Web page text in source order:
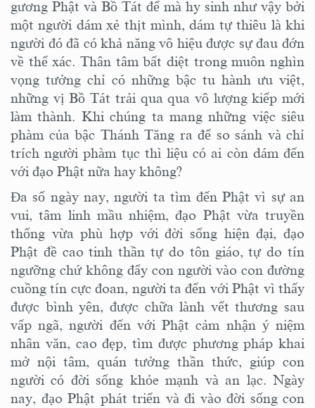
gương Phật và Bồ Tát để mà hy sinh như vậy bởi
một người dám xẻ thịt mình, dám tự thiêu là khi
người đó đã có khả năngvô hiệu được sự đau đớn
về thể xác. Thân tâm bất diệt trong muôn nghìn
vọng tưởng chỉ có những bậc tu hành ưu việt,
những vị Bồ Tát trải quaqua vô lượng kiếp mới
làm thành. Khi chúng ta mang những việc siêu
phàm của bậc Thánh Tăng ra để so sánh và chỉ
trích người phàm tục thì liệu có ai còn dám đến
với đạo Phật nữa hay không?
Đa số ngày nay, người ta tìm đến Phật vì sự an
vui,tâm linh mầu nhiệm, đạo Phật vừa truyền
thống vừaphù hợp với đời sống hiện đại,đạo
Phật đề cao tinh thần tự do tôn giáo, tự do tín
ngưỡng chứ không đẩy con người vào con đường
cuồng tín cực đoan, người ta đến với Phật vìthấy
được bình yên, được chữa lành vết thương sau
vấp ngã,người đến với Phật cảm nhận ý niệm
nhân văn, cao đẹp, tìm đượcphương pháp khai
mở nội tâm, quán tưởng thần thức, giúp con
người có đời sống khỏe mạnh và an lạc. Ngày
nay, đạo Phật phát triển và đi vào đời sống con